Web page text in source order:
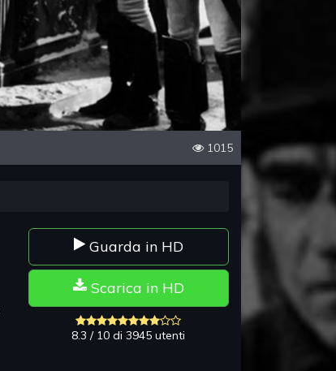
1015
Guarda in HD
Scarica in HD
8.3 / 10 di 3945 utenti